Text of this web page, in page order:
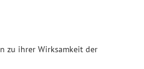
zu ihrer Wirksamkeit der